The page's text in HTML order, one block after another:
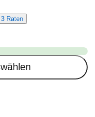
Raten